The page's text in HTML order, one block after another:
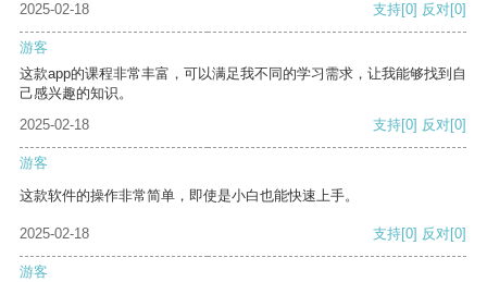
2025-02-18 支持[0] 反对[0]
游客
这款app的课程非常丰富，可以满足我不同的学习需求，让我能够找到自
己感兴趣的知识。
2025-02-18
支持[0] 反对[0]
游客
这款软件的操作非常简单，即使是小白也能快速上手。
2025-02-18 支持[0] 反对[0]
游客